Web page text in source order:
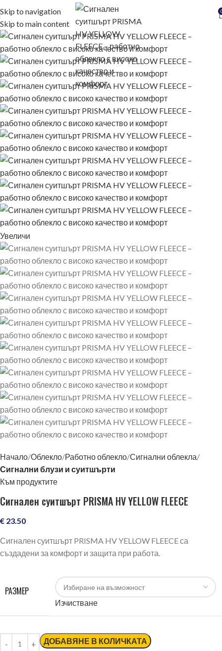
Skip to navigation
Skip to main content
Увеличи
Начало Облекло Работно облекло Сигнални облекла
Сигнални блузи и суитшърти
Към продуктите
Сигнален суитшърт PRISMA HV YELLOW FLEECE
€ 23.50
Сигнален суитшърт PRISMA HV YELLOW FLEECE са
създадени за комфорт и защита при работа.
РАЗМЕР
Изчистване
ДОБАВЯНЕ В КОЛИЧКАТА